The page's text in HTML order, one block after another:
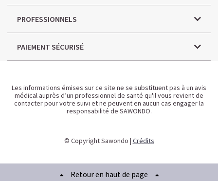
PROFESSIONNELS
PAIEMENT SÉCURISÉ
Les informations émises sur ce site ne se substituent pas à un avis
médical auprès d’un professionnel de santé qu'il vous revient de
contacter pour votre suivi et ne peuvent en aucun cas engager la
responsabilité de SAWONDO.
© Copyright Sawondo | Crédits
Retour en haut de page